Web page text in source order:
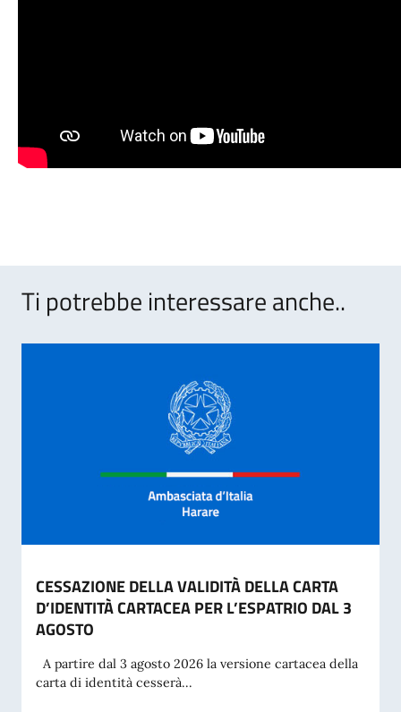
Ti potrebbe interessare anche..
CESSAZIONE DELLA VALIDITÀ DELLA CARTA
D’IDENTITÀ CARTACEA PER L’ESPATRIO DAL 3
AGOSTO
A partire dal 3 agosto 2026 la versione cartacea della
carta di identità cesserà...